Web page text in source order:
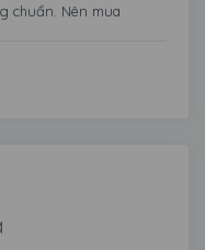
chuẩn. Nên mua